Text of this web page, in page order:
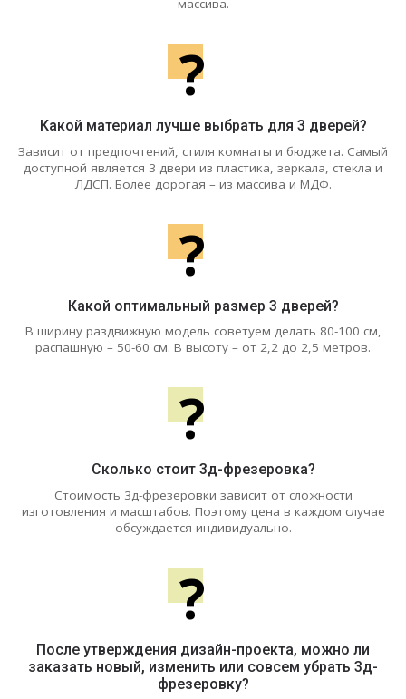
массива.
?
Какой материал лучше выбрать для 3 дверей?
Зависит от предпочтений, стиля комнаты и бюджета. Самый
доступной является 3 двери из пластика, зеркала, стекла и
ЛДСП. Более дорогая – из массива и МДФ.
?
Какой оптимальный размер 3 дверей?
В ширину раздвижную модель советуем делать 80-100 см,
распашную – 50-60 см. В высоту – от 2,2 до 2,5 метров.
?
Сколько стоит 3д-фрезеровка?
Стоимость 3д-фрезеровки зависит от сложности
изготовления и масштабов. Поэтому цена в каждом случае
обсуждается индивидуально.
?
После утверждения дизайн-проекта, можно ли
заказать новый, изменить или совсем убрать 3д-
фрезеровку?